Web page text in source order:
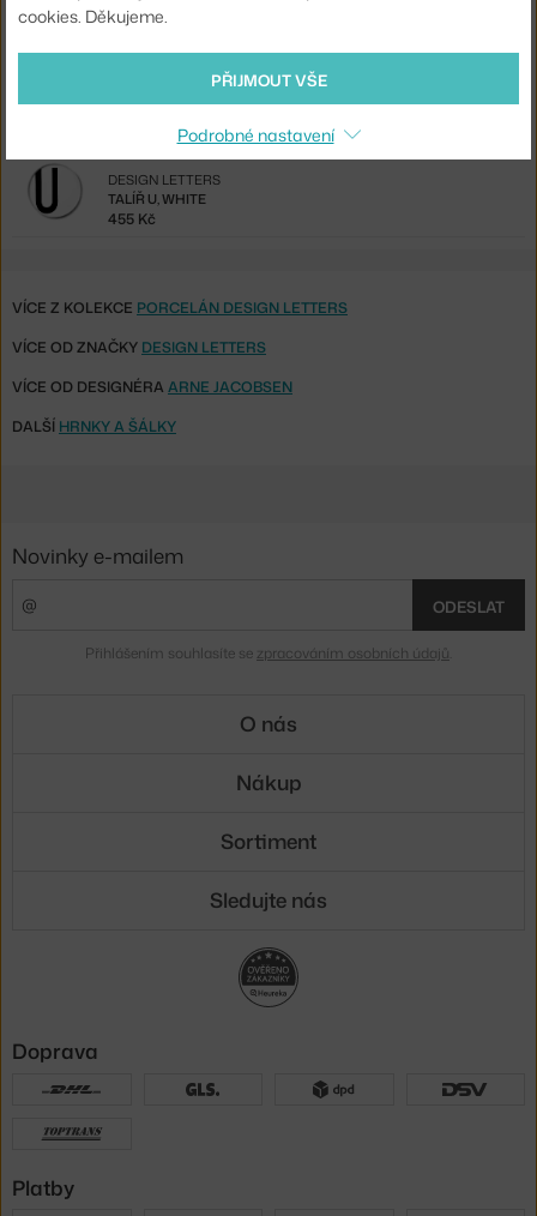
HRNEK L, BLACK
DESIGN LETTERS
DESIGN LETTERS
TALÍŘ U, WHITE
DESIGN LETTERS
455 Kč
VÍCE Z KOLEKCE PORCELÁN DESIGN LETTERS
VÍCE OD ZNAČKY DESIGN LETTERS
VÍCE OD DESIGNÉRA ARNE JACOBSEN
DALŠÍ HRNKY A ŠÁLKY
cookies. Děkujeme.
PŘIJMOUT VŠE
Podrobné nastavení
Novinky e-mailem
ODESLAT
Přihlášením souhlasíte se zpracováním osobních údajů
O nás
Nákup
Sortiment
Sledujte nás
Doprava
Platby